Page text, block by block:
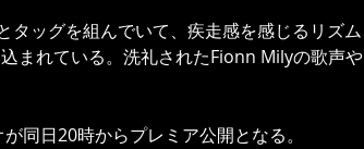
ッグを組んでいて、疾走感を感じるリズム
まれている。洗礼されたFionn Milyの歌声や
同日20時からプレミア公開となる。